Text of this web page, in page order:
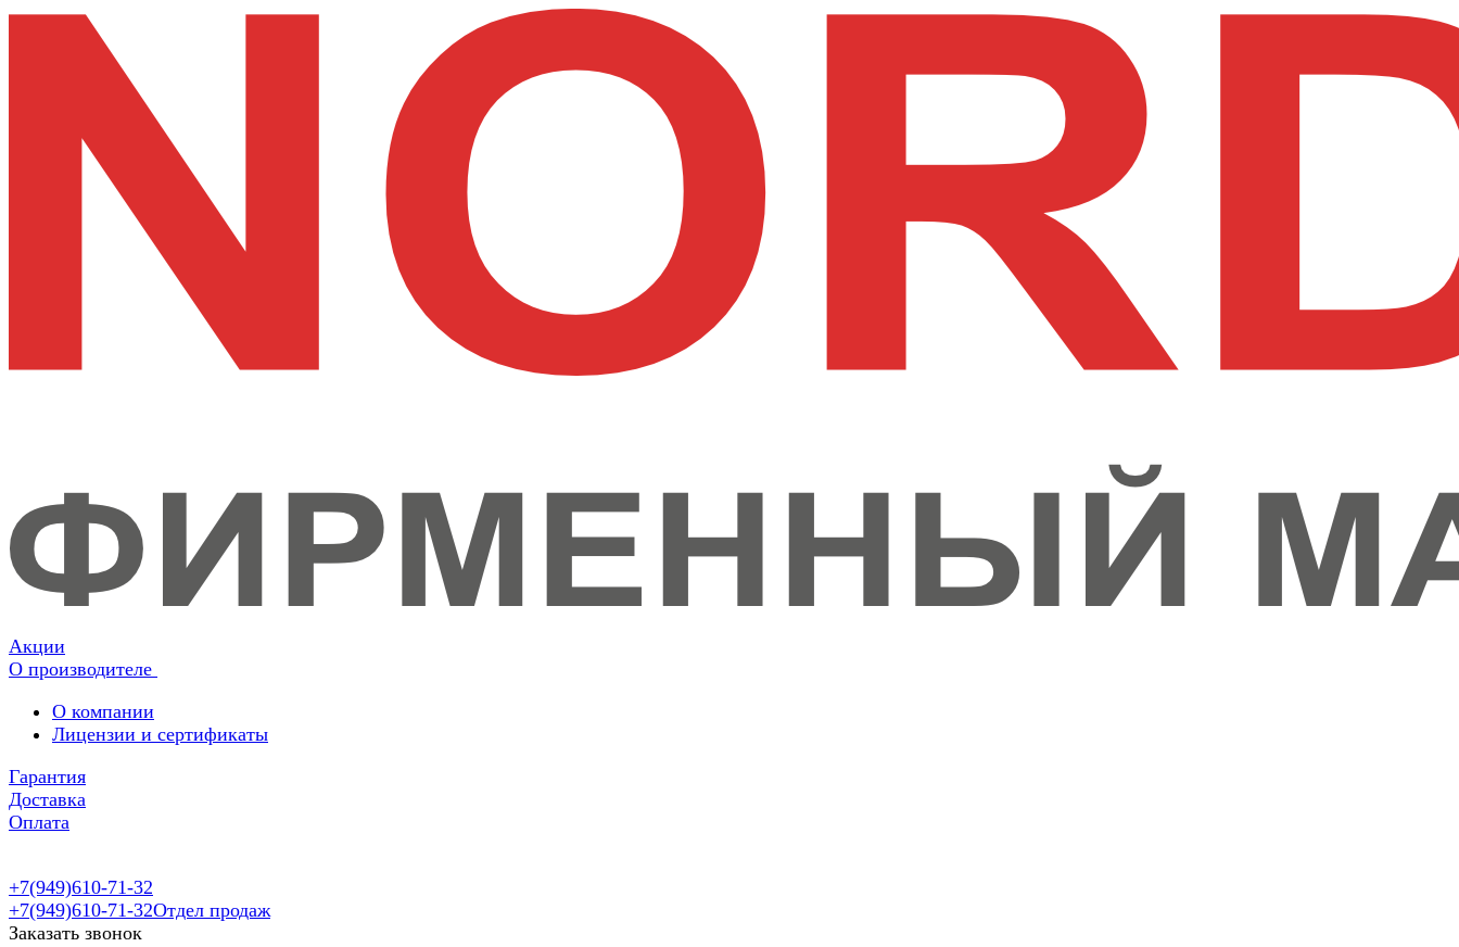
Акции
О производителе
О компании
Лицензии и сертификаты
Гарантия
Доставка
Оплата
+7(949)610-71-32
+7(949)610-71-32Отдел продаж
Заказать звонок